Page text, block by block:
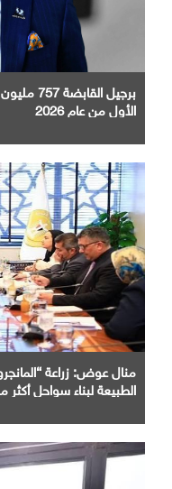
برجيل
الأول من عام 2026
منال عوض: زراعة
الطبيعة لبناء سواحل أكثر